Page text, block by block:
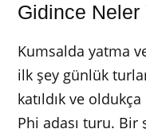
Gidince Neler
Kumsalda yatma
ilk şey günlük
katıldık ve
Phi adası turu.